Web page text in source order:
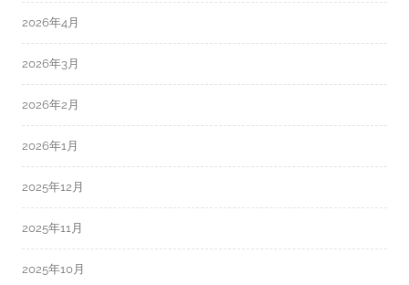
2026年4月
2026年3月
2026年2月
2026年1月
2025年12月
2025年11月
2025年10月